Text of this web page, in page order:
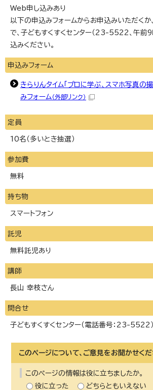
Web申し込みあり
以下の申込みフォームからお申込みいただくか
で、子どもすくすくセンター（23-5522、午前
込みください。
申込みフォーム
きらりんタイム「プロに学ぶ、スマホ写真の
みフォーム （外部リンク）
定員
10名（多いとき抽選）
参加費
無料
持ち物
スマートフォン
託児
無料託児あり
講師
長山 幸枝さん
問合せ
子どもすくすくセンター（電話番号：23-5522）
このページについて、ご意見をお聞かせくだ
このページの情報は役に立ちましたか。
役に立った
どちらともいえない